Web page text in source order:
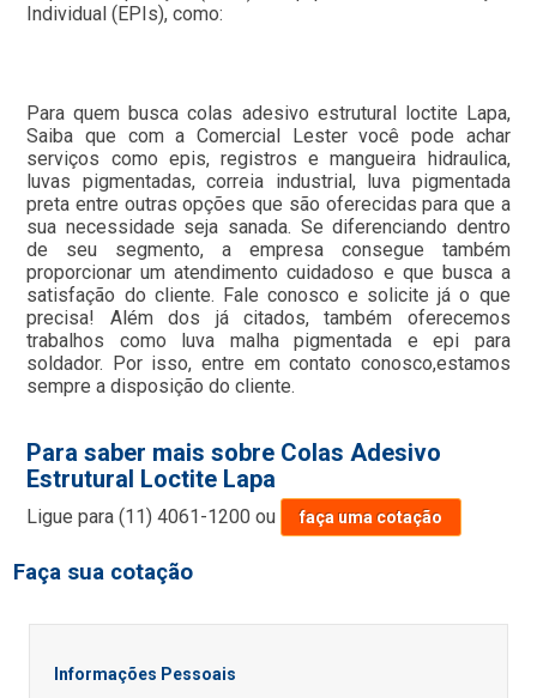
Individual (EPIs), como:
Para quem busca colas adesivo estrutural loctite Lapa,
Saiba que com a Comercial Lester você pode achar
serviços como epis, registros e mangueira hidraulica,
luvas pigmentadas, correia industrial, luva pigmentada
preta entre outras opções que são oferecidas para que a
sua necessidade seja sanada. Se diferenciando dentro
de seu segmento, a empresa consegue também
proporcionar um atendimento cuidadoso e que busca a
satisfação do cliente. Fale conosco e solicite já o que
precisa! Além dos já citados, também oferecemos
trabalhos como luva malha pigmentada e epi para
soldador. Por isso, entre em contato conosco,estamos
sempre a disposição do cliente.
Para saber mais sobre Colas Adesivo
Estrutural Loctite Lapa
Ligue para(11) 4061-1200 ou faça uma cotação
Faça sua cotação
Informações Pessoais